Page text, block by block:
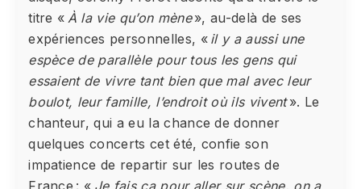
titre « À la vie qu’on mène», au-delà de ses
expériences personnelles, « il y a aussi une
espèce de parallèle pour tous les gens qui
essaient de vivre tant bien que mal avec leur
boulot, leur famille, l’endroit où ils vivent». Le
chanteur, qui a eu la chance de donner
quelques concerts cet été, confie son
impatience de repartir sur les routes de
France : « Je fais ça pour aller sur scène, on a